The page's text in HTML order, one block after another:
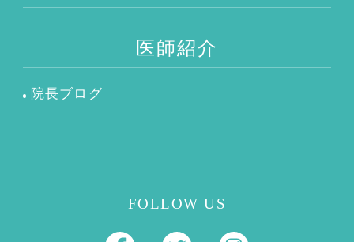
医師紹介
院長ブログ
FOLLOW US